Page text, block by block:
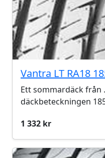
Vantra LT RA18
Ett sommardäck från
däckbeteckningen
1 332 kr